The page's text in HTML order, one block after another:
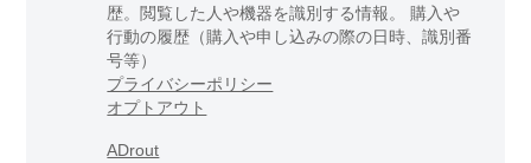
歴。閲覧した人や機器を識別する情報。 購入や
行動の履歴（購入や申し込みの際の日時、識別番
号等）
プライバシーポリシー
オプトアウト
ADrout